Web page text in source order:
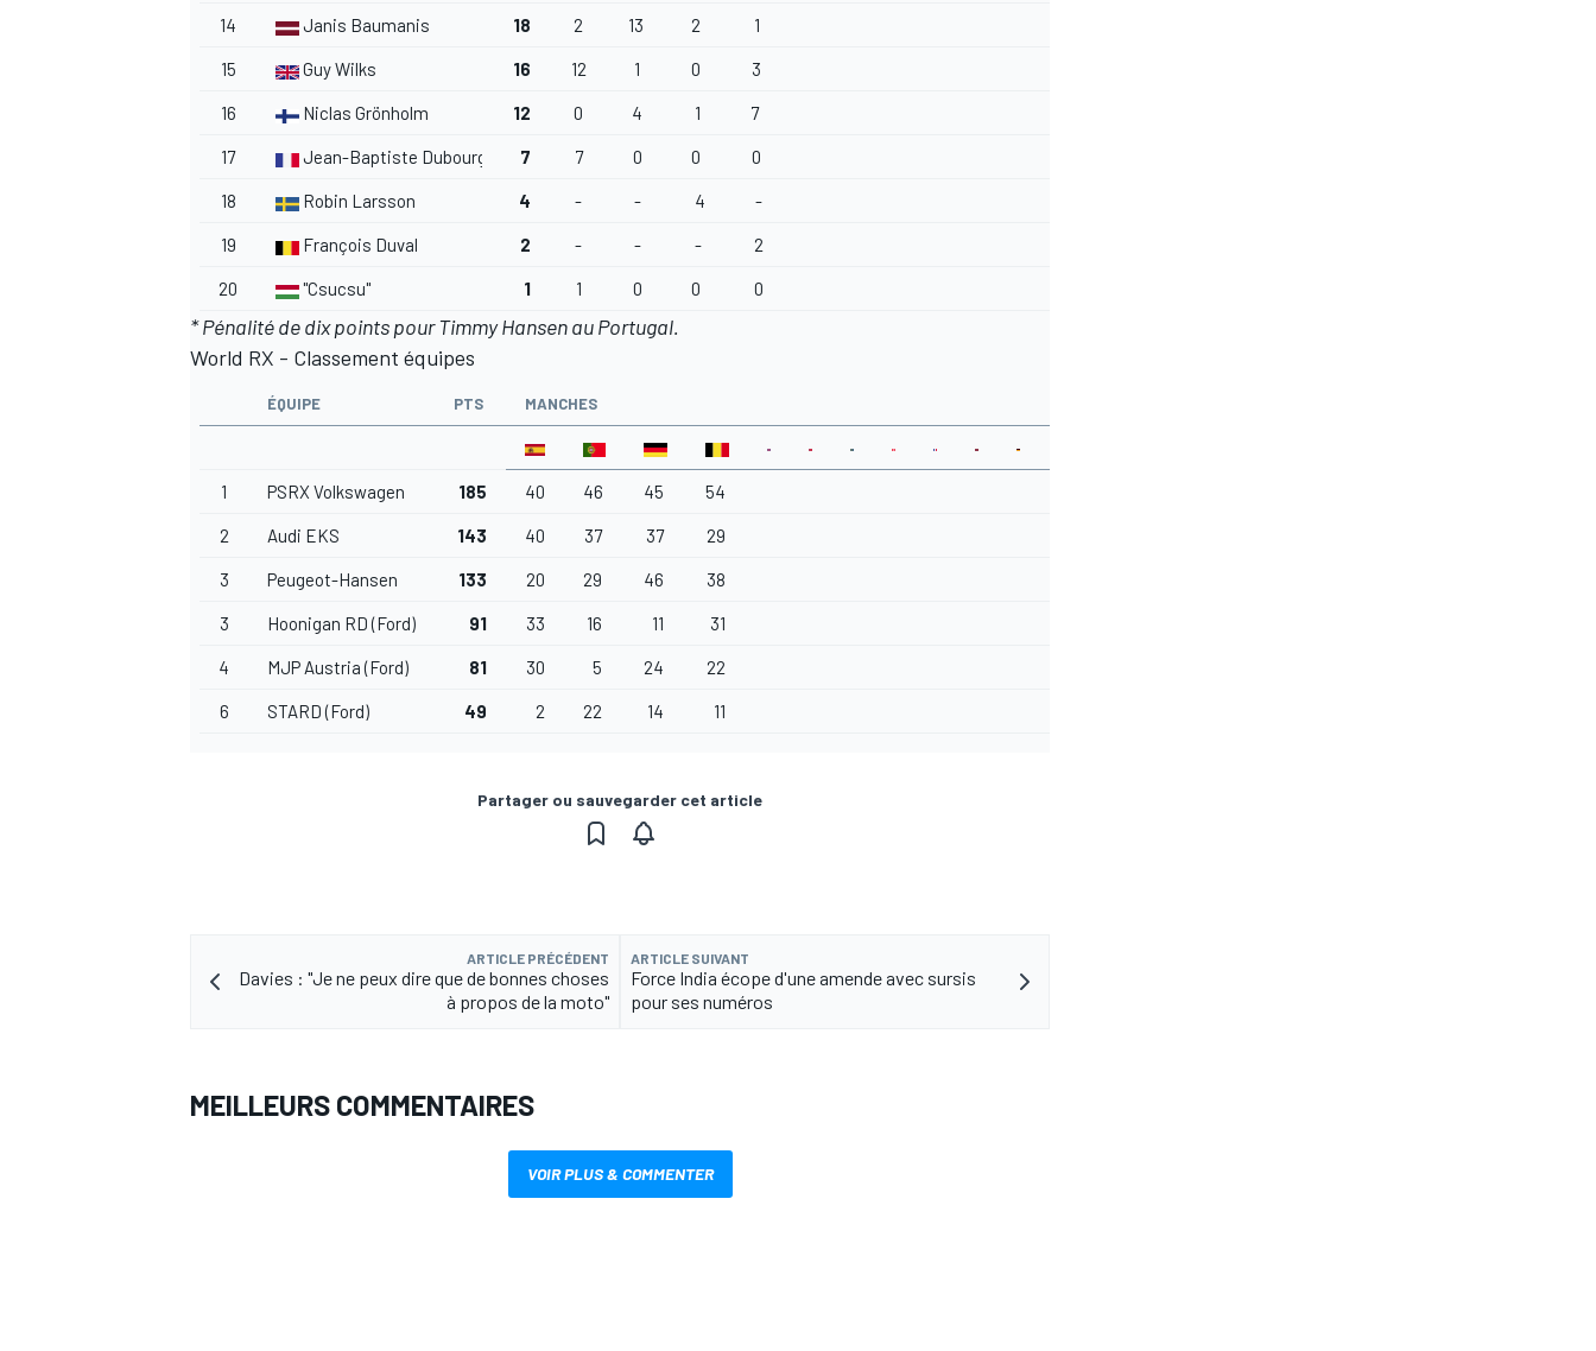
14 Janis Baumanis 18 2 13 2 1
15 Guy Wilks 16 12 1 0 3
16 Niclas Grönholm 12 0 4 1 7
17 Jean-Baptiste Dubourg 7 7 0 0 0
18 Robin Larsson 4 - - 4 -
19 François Duval 2 - - - 2
20 "Csucsu" 1 1 0 0 0
* Pénalité de dix points pour Timmy Hansen au Portugal.
World RX - Classement équipes
ÉQUIPE PTS MANCHES
1 PSRX Volkswagen 185 40 46 45 54
2 Audi EKS 143 40 37 37 29
3 Peugeot-Hansen 133 20 29 46 38
3 Hoonigan RD (Ford) 91 33 16 11 31
4 MJP Austria (Ford) 81 30 5 24 22
6 STARD (Ford) 49 2 22 14 11
Partager ou sauvegarder cet article
ARTICLE PRÉCÉDENT
Davies : "Je ne peux dire que de bonnes choses
à propos de la moto"
ARTICLE SUIVANT
Force India écope d'une amende avec sursis
pour ses numéros
MEILLEURS COMMENTAIRES
VOIR PLUS & COMMENTER